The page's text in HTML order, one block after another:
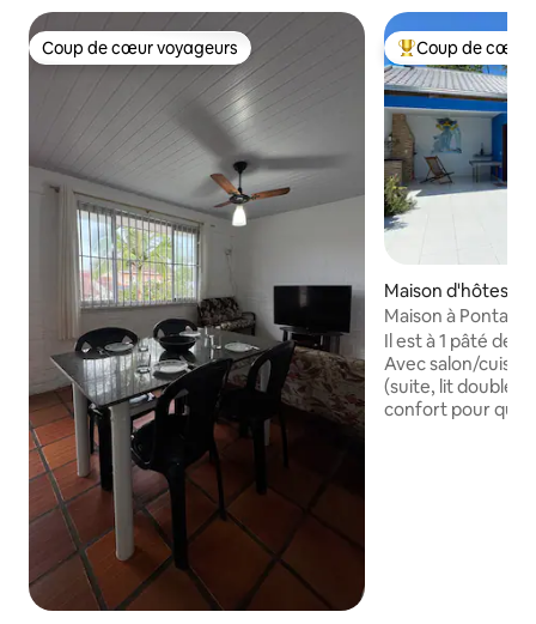
Coup de cœur voyageurs
Coup de cœur voyageurs Coups de cœur
Coup de cœur
Maison d'hôtes ⋅
araná
Maison à Pontal
Mel.
Il est à 1 pâté de
Avec salon/
(suite, lit double),
confort pour que